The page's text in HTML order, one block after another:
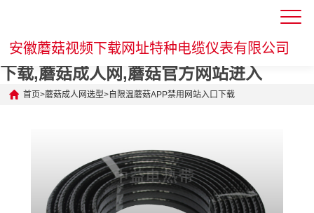
蘑菇视频下载网址,蘑菇APP禁用网站入口
下载,蘑菇成人网,蘑菇官方网站进入
安徽蘑菇视频下载网址特种电缆仪表有限公司
首页>蘑菇成人网选型>自限温蘑菇APP禁用网站入口下载